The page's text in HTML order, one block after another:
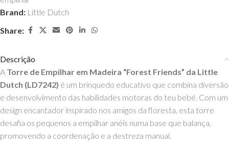
Brand: Little Dutch
Share:
Descrição
A Torre de Empilhar em Madeira “Forest Friends” da Little
Dutch (LD7242) é um brinquedo educativo que combina diversão
e desenvolvimento das habilidades motoras do teu bebé. Com um
design encantador inspirado nos amigos da floresta, esta torre
desafia os pequenos a empilhar anéis numa base que balança,
promovendo a coordenação e a destreza manual.